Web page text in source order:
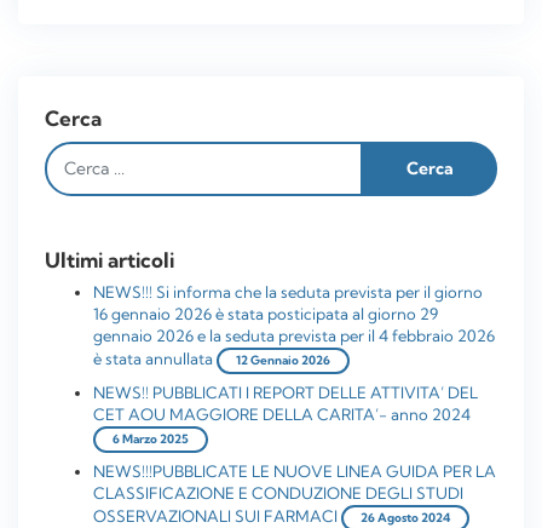
Cerca
Ultimi articoli
NEWS!!! Si informa che la seduta prevista per il giorno
16 gennaio 2026 è stata posticipata al giorno 29
gennaio 2026 e la seduta prevista per il 4 febbraio 2026
è stata annullata
12 Gennaio 2026
NEWS!! PUBBLICATI I REPORT DELLE ATTIVITA’ DEL
CET AOU MAGGIORE DELLA CARITA’- anno 2024
6 Marzo 2025
NEWS!!!PUBBLICATE LE NUOVE LINEA GUIDA PER LA
CLASSIFICAZIONE E CONDUZIONE DEGLI STUDI
OSSERVAZIONALI SUI FARMACI
26 Agosto 2024